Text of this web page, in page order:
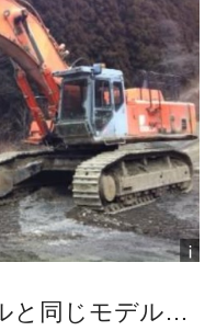
と同じモデル…